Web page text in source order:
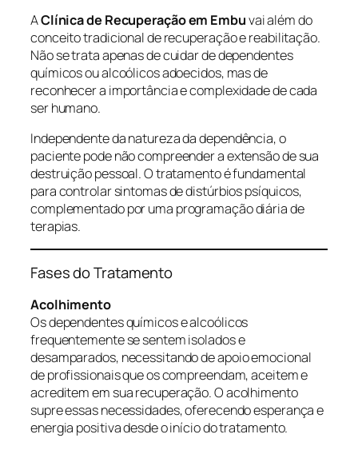
AClínica de Recuperação em Embuvai além do
conceito tradicional de recuperação e reabilitação.
Não se trata apenas de cuidar de dependentes
químicos ou alcoólicos adoecidos, mas de
reconhecer a importância e complexidade de cada
ser humano.
Independente da natureza da dependência, o
paciente pode não compreender a extensão de sua
destruição pessoal. O tratamento é fundamental
para controlar sintomas de distúrbios psíquicos,
complementado por uma programação diária de
terapias.
Fases do Tratamento
Acolhimento
Os dependentes químicos e alcoólicos
frequentemente se sentem isolados e
desamparados, necessitando de apoio emocional
de profissionais que os compreendam, aceitem e
acreditem em sua recuperação. O acolhimento
supre essas necessidades, oferecendo esperança e
energia positiva desde o início do tratamento.